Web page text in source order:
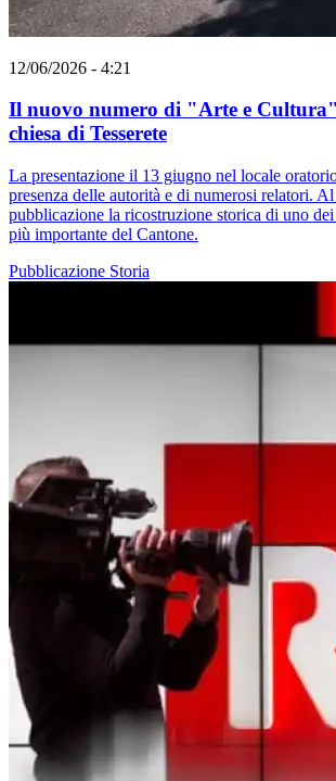
12/06/2026 - 4:21
Il nuovo numero di "Arte e
chiesa di Tesserete
La presentazione il 13 giugno nel locale
presenza delle autorità e di numerosi relatori.
pubblicazione la ricostruzione storica di uno
più importante del Cantone.
Pubblicazione Storia